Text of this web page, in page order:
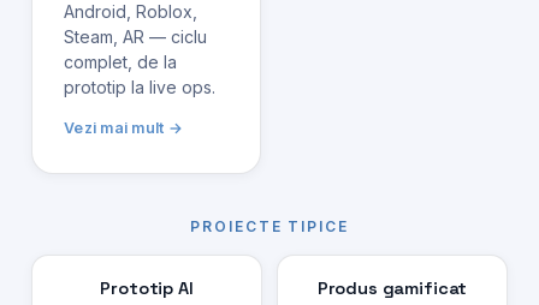
Android, Roblox,
Steam, AR — ciclu
complet, de la
prototip la live ops.
Vezi mai mult →
PROIECTE TIPICE
Prototip AI Produs gamificat